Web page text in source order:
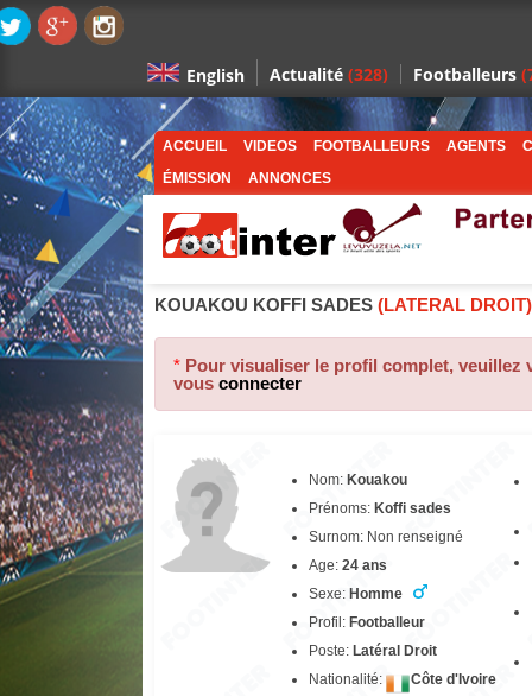
English Actualité (328) Footballeurs
ACCUEIL VIDEOS FOOTBALLEURS AGENTS
ÉMISSION
ANNONCES
KOUAKOU KOFFI SADES (LATERAL DROIT)
* Pour visualiser le profil complet, veuillez
vous connecter
Nom: Kouakou
Prénoms: Koffi sades
Surnom: Non renseigné
Age: 24 ans
Sexe: Homme
Profil: Footballeur
Poste: Latéral Droit
Nationalité:
Côte d'Ivoire